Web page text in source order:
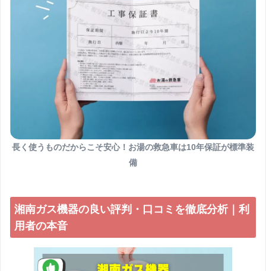
長く使うものだからこそ安心！お湯の救急車は10年保証が標準装
備
湘南ガス機器の良い評判・口コミを徹底分析｜利
用者の本音